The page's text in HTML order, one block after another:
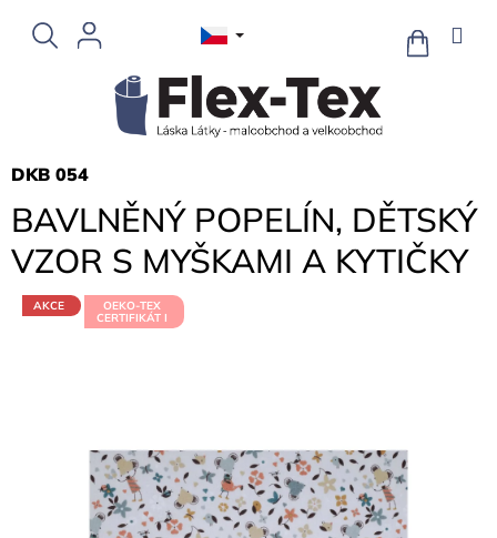
obsah
NÁKUPNÍ
KOŠÍK
BAVLNĚNÝ POPELÍN, DĚTSKÝ
VZOR S MYŠKAMI A KYTIČKY
DKB 054
AKCE
OEKO-TEX
CERTIFIKÁT I